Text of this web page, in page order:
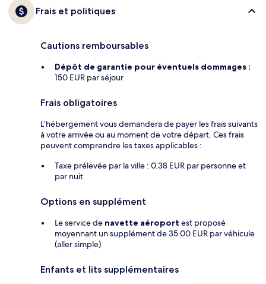
Frais et politiques
Cautions remboursables
Dépôt de garantie pour éventuels dommages :
150 EUR par séjour
Frais obligatoires
L’hébergement vous demandera de payer les frais suivants
à votre arrivée ou au moment de votre départ. Ces frais
peuvent comprendre les taxes applicables :
Taxe prélevée par la ville : 0.38 EUR par personne et
par nuit
Options en supplément
Le service de navette aéroport est proposé
moyennant un supplément de 35.00 EUR par véhicule
(aller simple)
Enfants et lits supplémentaires